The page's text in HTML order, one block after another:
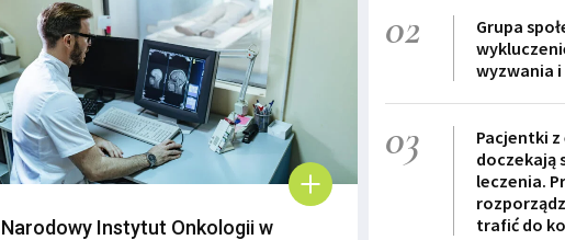
Narodowy Instytut Onkologii w
02
Grupa
wyzwania
03
Pacjentki
doczekają
leczenia.
trafić do